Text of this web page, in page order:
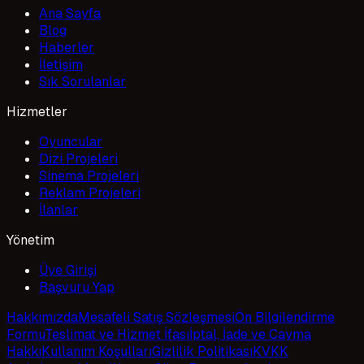
Ana Sayfa
Blog
Haberler
İletişim
Sık Sorulanlar
Hizmetler
Oyuncular
Dizi Projeleri
Sinema Projeleri
Reklam Projeleri
İlanlar
Yönetim
Üye Girişi
Başvuru Yap
HakkımızdaMesafeli Satış SözleşmesiÖn Bilgilendirme
FormuTeslimat ve Hizmet İfasıİptal, İade ve Cayma
HakkıKullanım KoşullarıGizlilik PolitikasıKVKK